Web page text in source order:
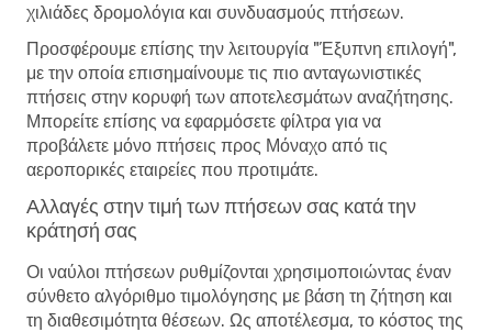
χιλιάδες δρομολόγια και συνδυασμούς πτήσεων.
Προσφέρουμε επίσης την λειτουργία "Έξυπνη επιλογή",
με την οποία επισημαίνουμε τις πιο ανταγωνιστικές
πτήσεις στην κορυφή των αποτελεσμάτων αναζήτησης.
Μπορείτε επίσης να εφαρμόσετε φίλτρα για να
προβάλετε μόνο πτήσεις προς Μόναχο από τις
αεροπορικές εταιρείες που προτιμάτε.
Αλλαγές στην τιμή των πτήσεων σας κατά την
κράτησή σας
Οι ναύλοι πτήσεων ρυθμίζονται χρησιμοποιώντας έναν
σύνθετο αλγόριθμο τιμολόγησης με βάση τη ζήτηση και
τη διαθεσιμότητα θέσεων. Ως αποτέλεσμα, το κόστος της